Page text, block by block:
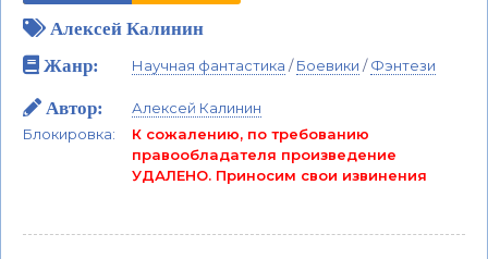
Алексей Калинин
Жанр:
Научная фантастика /Боевики /Фэнтези
Автор:
Алексей Калинин
Блокировка:
К сожалению, по требованию
правообладателя произведение
УДАЛЕНО. Приносим свои извинения